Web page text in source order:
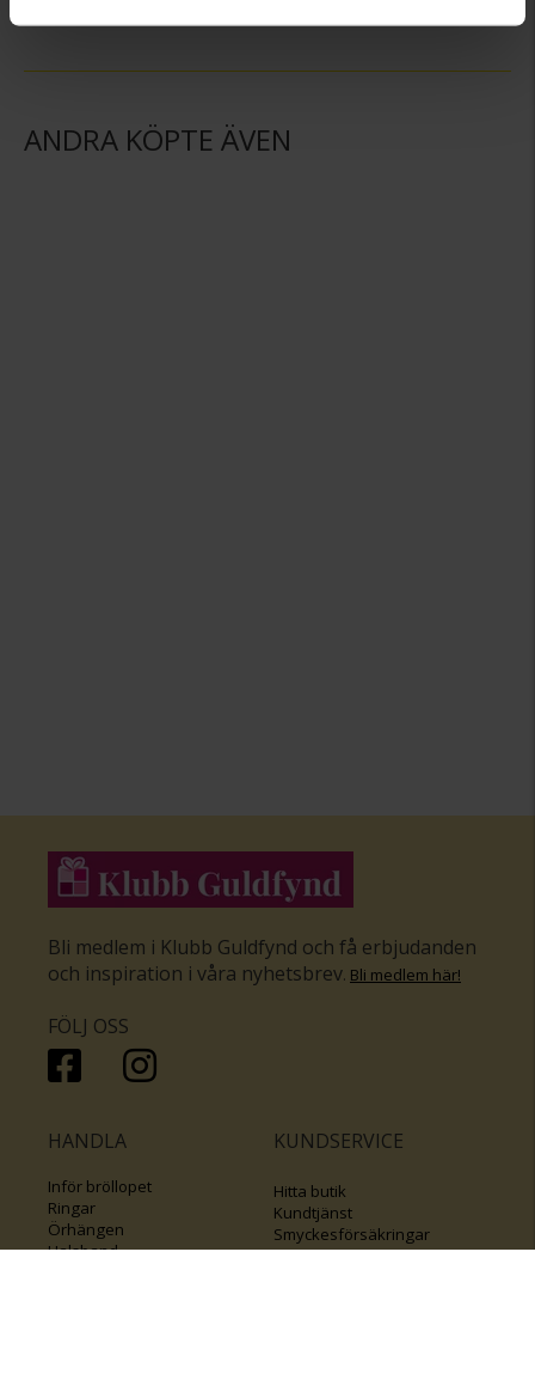
ANDRA KÖPTE ÄVEN
Bli medlem i Klubb Guldfynd och få erbjudanden
och inspiration i våra nyhetsbrev. Bli medlem här!
FÖLJ OSS
HANDLA
Inför bröllopet
Ringar
Örhängen
Halsband
KUNDSERVICE
Hitta butik
Kundtjänst
Smyckesförsäkringar
Klubb Guldfynd